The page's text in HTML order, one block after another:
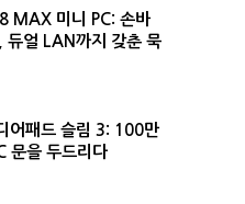
MAX 미니 PC: 손바
듀얼 LAN까지 갖춘 묵
어패드 슬림 3: 100만
문을 두드리다